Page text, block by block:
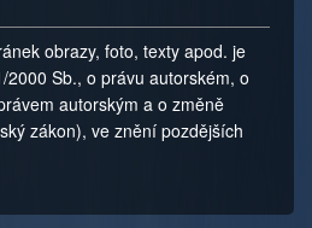
obrazy, foto, texty apod. je
Sb., o právu autorském, o
autorským a o změně
zákon), ve znění pozdějších